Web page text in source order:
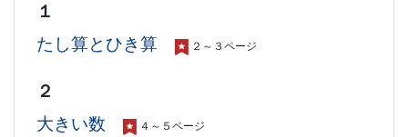
１
たし算とひき算
２～３ページ
２
大きい数
４～５ページ